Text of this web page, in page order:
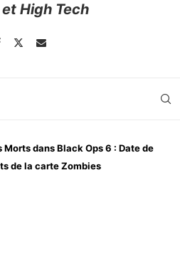
High Tech
dans Black Ops 6 : Date de
de la carte Zombies